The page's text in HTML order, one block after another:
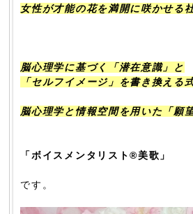
女性が才能の花を満開に咲かせる
脳心理学に基づく「潜在意識」と
「セルフイメージ」を書き換える
脳心理学と情報空間を用いた「願
「ボイスメンタリスト®美歌」
です。